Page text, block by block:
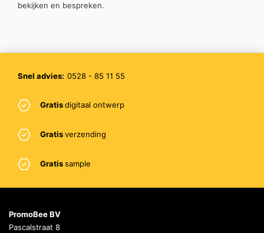
bekijken en bespreken.
Snel advies: 0528 - 85 11 55
Gratisdigitaal ontwerp
Gratisverzending
Gratissample
PromoBee BV
Pascalstraat 8